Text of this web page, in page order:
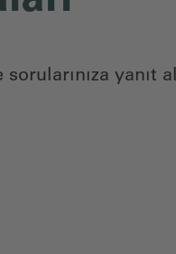
yanıt